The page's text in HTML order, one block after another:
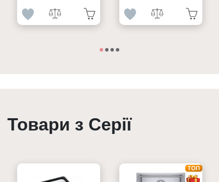
Товари з Серії